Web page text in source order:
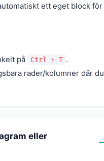
ett eget block för
på Ctrl + T .
rader/kolumner där du
eller